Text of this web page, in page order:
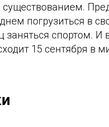
погрузиться в
спортом. И
15 сентября в